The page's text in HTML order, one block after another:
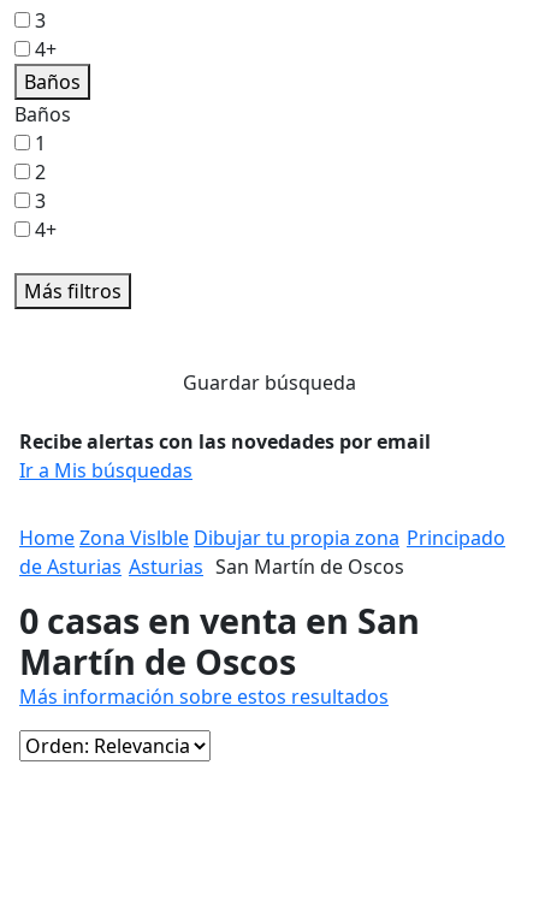
3
4+
Baños
Baños
1
2
3
4+
Más filtros
Guardar búsqueda
Recibe alertas con las novedades por email
Ir a Mis búsquedas
HomeZona Vislble Dibujar tu propia zona Principado
de Asturias Asturias San Martín de Oscos
0 casas en venta en San
Martín de Oscos
Más información sobre estos resultados